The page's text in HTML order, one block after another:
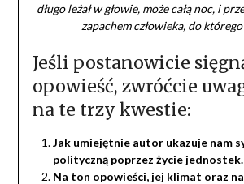
długo leżał w głowie, może całą noc, i
zapachem człowieka, do którego
Jeśli postanowicie
opowieść, zwróćcie
na te trzy kwestie:
Jak umiejętnie autor ukazuje nam
polityczną poprzez życie jednostek.
Na ton opowieści, jej klimat oraz